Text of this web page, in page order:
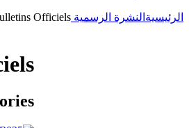
الرئيسية النشرة الرسمية 2026/2025 Officiels